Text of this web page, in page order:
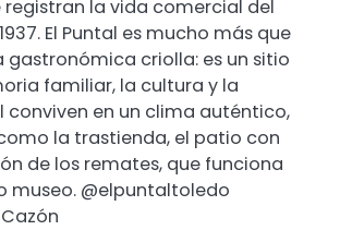
la vida comercial del
El Puntal es mucho más que
gastronómica criolla: es un sitio
familiar, la cultura y la
conviven en un clima auténtico,
la trastienda, el patio con
de los remates, que funciona
museo. @elpuntaltoledo